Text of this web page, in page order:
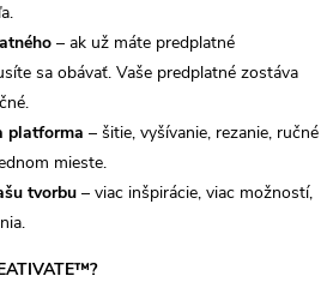
– ak už máte predplatné
sa obávať. Vaše predplatné zostáva
platforma – šitie, vyšívanie, rezanie, ručné
mieste.
tvorbu – viac inšpirácie, viac možností,